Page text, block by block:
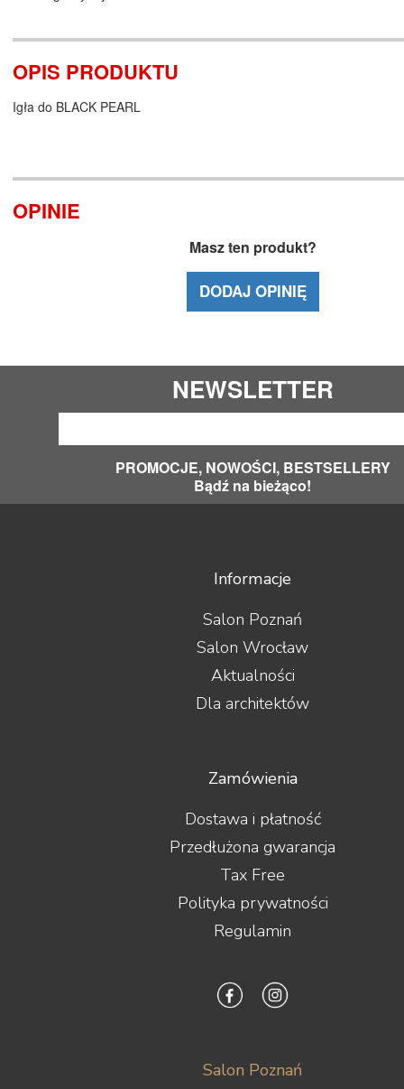
OPIS PRODUKTU
Igła do BLACK PEARL
OPINIE
Masz ten produkt?
DODAJ OPINIĘ
NEWSLETTER
PROMOCJE, NOWOŚCI, BESTSELLERY
Bądź na bieżąco!
Informacje
Salon Poznań
Salon Wrocław
Aktualności
Dla architektów
Zamówienia
Dostawa i płatność
Przedłużona gwarancja
Tax Free
Polityka prywatności
Regulamin
Salon Poznań